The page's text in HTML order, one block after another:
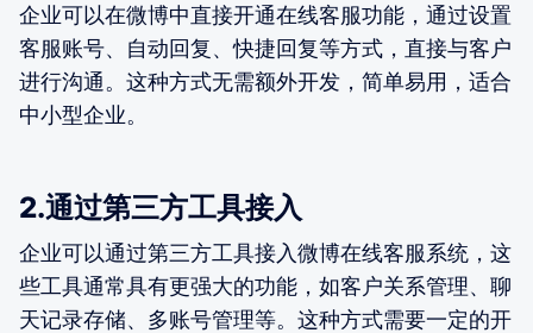
企业可以在微博中直接开通在线客服功能，通过设置
客服账号、自动回复、快捷回复等方式，直接与客户
进行沟通。这种方式无需额外开发，简单易用，适合
中小型企业。
2.通过第三方工具接入
企业可以通过第三方工具接入微博在线客服系统，这
些工具通常具有更强大的功能，如客户关系管理、聊
天记录存储、多账号管理等。这种方式需要一定的开